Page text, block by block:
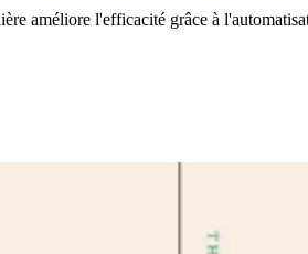
améliore l'efficacité grâce à